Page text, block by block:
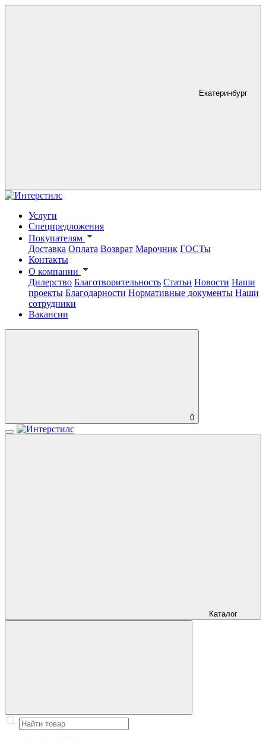
Екатеринбург
Услуги
Спецпредложения
Покупателям
Доставка Оплата Возврат Марочник ГОСТы
Контакты
О компании
Дилерство Благотворительность Статьи Новости Наши
проекты Благодарности Нормативные документы Наши
сотрудники
Вакансии
0
Каталог